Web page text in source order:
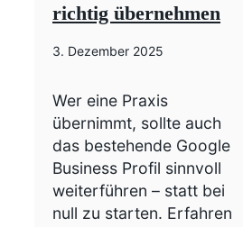
richtig übernehmen
3. Dezember 2025
Wer eine Praxis
übernimmt, sollte auch
das bestehende Google
Business Profil sinnvoll
weiterführen – statt bei
null zu starten. Erfahren